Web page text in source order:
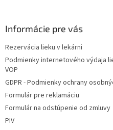
Informácie pre vás
Rezervácia lieku v lekárni
Podmienky internetového výdaja
VOP
GDPR - Podmienky ochrany
Formulár pre reklamáciu
Formulár na odstúpenie od zmluvy
PIV